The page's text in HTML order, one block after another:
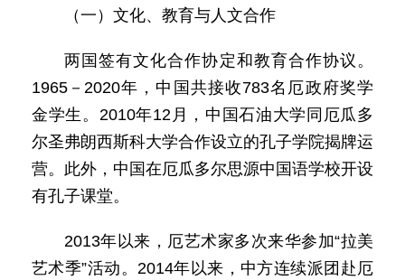
（一）文化、教育与人文合作
两国签有文化合作协定和教育合作协议。
1965－2020年，中国共接收783名厄政府奖学
金学生。2010年12月，中国石油大学同厄瓜多
尔圣弗朗西斯科大学合作设立的孔子学院揭牌运
营。此外，中国在厄瓜多尔思源中国语学校开设
有孔子课堂。
2013年以来，厄艺术家多次来华参加“拉美
艺术季”活动。2014年以来，中方连续派团赴厄